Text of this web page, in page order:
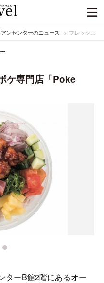
ンセンターのニュース フレッシュでヘルシーなポケ専門店「Poke Waikiki」がオープン！
ケ専門店「Poke
ターB館2階にあるオー